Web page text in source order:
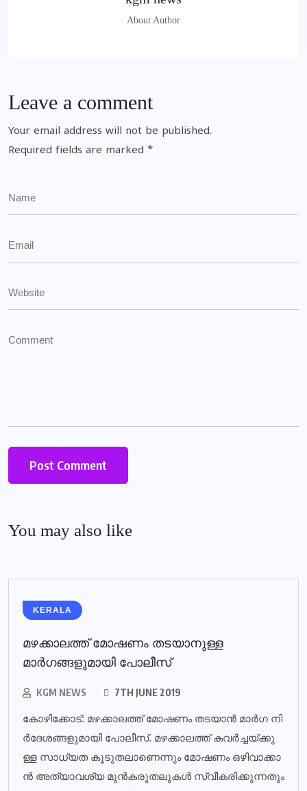
About Author
Leave a comment
Your email address will not be published.
Required fields are marked *
You may also like
KERALA
മഴക്കാലത്ത് മോഷണം തടയാനുള്ള
മാര്‍ഗങ്ങളുമായി പോലീസ്‌
KGM NEWS 7TH JUNE 2019
കോ​ഴി​ക്കോ​ട്: മ​ഴ​ക്കാ​ല​ത്ത് മോ​ഷ​ണം ത​ട​യാ​ന്‍ മാ​ര്‍​ഗ നി​
ര്‍​ദേ​ശ​ങ്ങ​ളു​മാ​യി​ പോ​ലീ​സ്. മ​ഴ​ക്കാ​ല​ത്ത് ക​വ​ര്‍​ച്ച​യ്ക്കു​
ള്ള സാ​ധ്യ​ത കൂ​ടു​ത​ലാ​ണെ​ന്നും മോ​ഷ​ണം ഒ​ഴി​വാ​ക്കാ​
ന്‍ അ​ത്യാ​വ​ശ്യ മു​ന്‍​ക​രു​ത​ലു​ക​ള്‍ സ്വീ​ക​രി​ക്കു​ന്ന​തും